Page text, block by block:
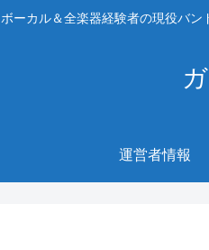
ボーカル＆全楽器経験者の現役バン
運営者情報